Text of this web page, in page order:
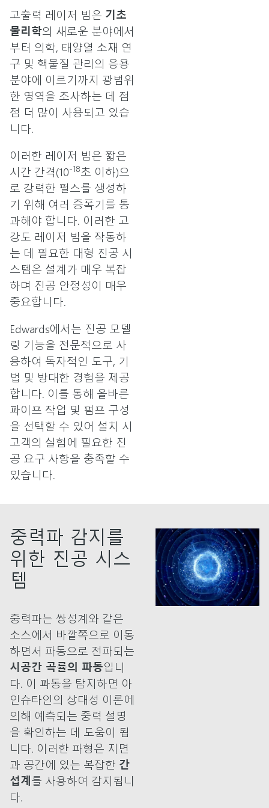
고출력 레이저 빔은 기초
물리학의 새로운 분야에서
부터 의학, 태양열 소재 연
구 및 핵물질 관리의 응용
분야에 이르기까지 광범위
한 영역을 조사하는 데 점
점 더 많이 사용되고 있습
니다.
이러한 레이저 빔은 짧은
시간 간격(10-18초 이하)으
로 강력한 펄스를 생성하
기 위해 여러 증폭기를 통
과해야 합니다. 이러한 고
강도 레이저 빔을 작동하
는 데 필요한 대형 진공 시
스템은 설계가 매우 복잡
하며 진공 안정성이 매우
중요합니다.
Edwards에서는 진공 모델
링 기능을 전문적으로 사
용하여 독자적인 도구, 기
법 및 방대한 경험을 제공
합니다. 이를 통해 올바른
파이프 작업 및 펌프 구성
을 선택할 수 있어 설치 시
고객의 실험에 필요한 진
공 요구 사항을 충족할 수
있습니다.
중력파 감지를
위한 진공 시스
템
중력파는 쌍성계와 같은
소스에서 바깥쪽으로 이동
하면서 파동으로 전파되는
시공간 곡률의 파동입니
다. 이 파동을 탐지하면 아
인슈타인의 상대성 이론에
의해 예측되는 중력 설명
을 확인하는 데 도움이 됩
니다. 이러한 파형은 지면
과 공간에 있는 복잡한 간
섭계를 사용하여 감지됩니
다.